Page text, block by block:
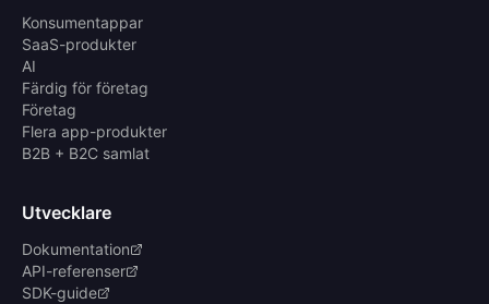
Konsumentappar
SaaS-produkter
AI
Färdig för företag
Företag
Flera app-produkter
B2B + B2C samlat
Utvecklare
Dokumentation
API-referenser
SDK-guide